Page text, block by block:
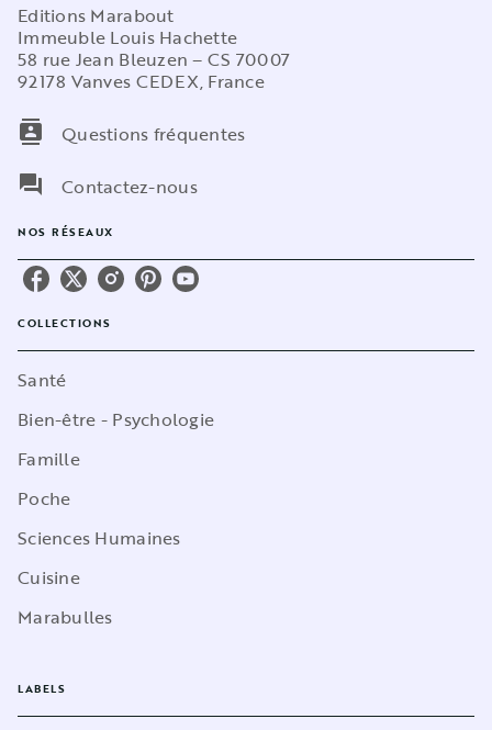
Editions Marabout
Immeuble Louis Hachette
58 rue Jean Bleuzen – CS 70007
92178 Vanves CEDEX, France
contacts
Questions fréquentes
question_answer
Contactez-nous
NOS RÉSEAUX
COLLECTIONS
Santé
Bien-être - Psychologie
Famille
Poche
Sciences Humaines
Cuisine
Marabulles
LABELS